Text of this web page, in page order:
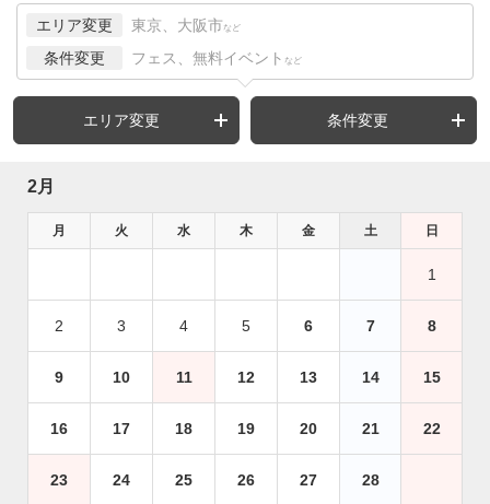
エリア変更 東京、大阪市 など
条件変更 フェス、無料イベント など
エリア変更 条件変更
2月
月 火 水 木 金 土 日
1
2 3 4 5 6 7 8
9 10 11 12 13 14 15
16 17 18 19 20 21 22
23 24 25 26 27 28